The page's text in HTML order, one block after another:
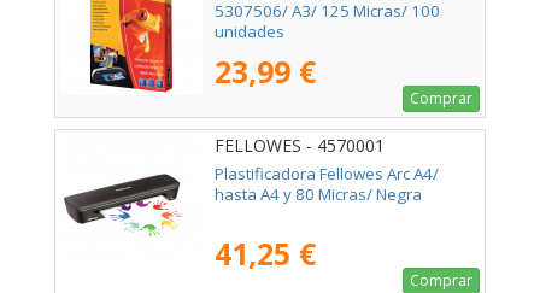
5307506/ A3/ 125 Micras/ 100
unidades
23,99 €
Comprar
FELLOWES - 4570001
Plastificadora Fellowes Arc A4/
hasta A4 y 80 Micras/ Negra
41,25 €
Comprar